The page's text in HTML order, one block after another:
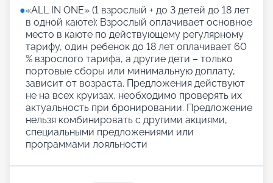
●«АLL IN ONE» (1 взрослый + до 3 детей до 18 лет
в одной каюте): Взрослый оплачивает основное
место в каюте по действующему регулярному
тарифу, один ребенок до 18 лет оплачивает 60
% взрослого тарифа, а другие дети – только
портовые сборы или минимальную доплату,
зависит от возраста. Предложения действуют
не на всех круизах, необходимо проверять их
актуальность при бронировании. Предложение
нельзя комбинировать с другими акциями,
специальными предложениями или
программами лояльности